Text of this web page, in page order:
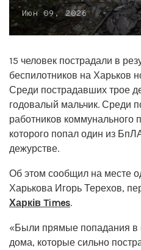
Июн 09, 2026
15 человек пострадали в
беспилотников на Харьков
Среди пострадавших трое
годовалый мальчик. Среди
работников коммунального
которого попал один из
дежурстве.
Об этом сообщил на месте
Харькова Игорь Терехов,
Харків Times.
«Были прямые попадания
дома, которые сильно